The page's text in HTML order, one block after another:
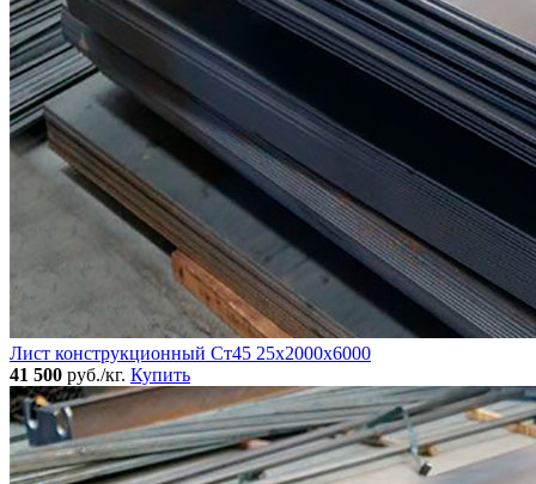
Лист конструкционный Ст45 25х2000х6000
41 500 руб./кг. Купить